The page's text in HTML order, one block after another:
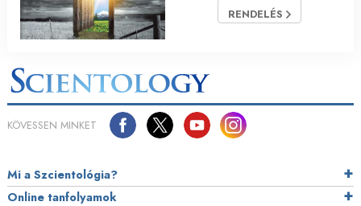
RENDELÉS
KÖVESSEN MINKET
Mi a Szcientológia?
Online tanfolyamok